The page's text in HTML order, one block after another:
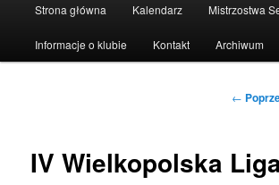
Strona główna Kalendarz Mistrzostwa
Informacje o klubie Kontakt Archiwum
←
IV Wielkopolska